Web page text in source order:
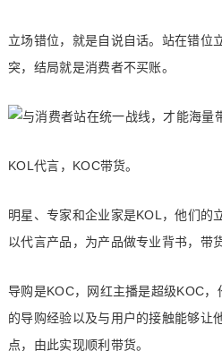
立场错位，就是自说自话。站在错位
突，结局就是消费者不买账。
KOL代言，KOC带货。
明星、专家和企业家是KOL，他们的
以代言产品，为产品做专业背书，带
导购是KOC，网红主播是超级KOC
的导购经验以及与用户的接触能够让
点，由此实现顺利带货。